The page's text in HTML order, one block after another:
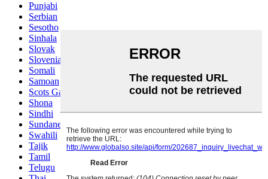
Punjabi
Serbian
Sesotho
Sinhala
Slovak
Slovenian
Somali
Samoan
Scots Gaelic
Shona
Sindhi
Sundanese
Swahili
Tajik
Tamil
Telugu